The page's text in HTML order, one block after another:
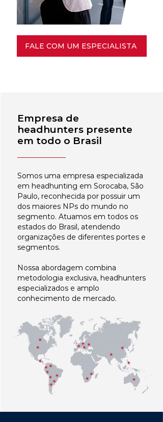
FALE COM UM ESPECIALISTA
Empresa de
headhunters presente
em todo o Brasil
Somos uma empresa especializada
em headhunting em Sorocaba, São
Paulo, reconhecida por possuir um
dos maiores NPs do mundo no
segmento. Atuamos em todos os
estados do Brasil, atendendo
organizações de diferentes portes e
segmentos.
Nossa abordagem combina
metodologia exclusiva, headhunters
especializados e amplo
conhecimento de mercado.